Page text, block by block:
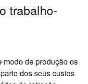
trabalho-
modo de produção os
dos seus custos